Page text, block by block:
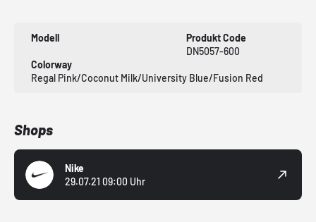
Modell
Produkt Code
DN5057-600
Colorway
Regal Pink/Coconut Milk/University Blue/Fusion Red
Shops
Nike
29.07.21 09:00 Uhr